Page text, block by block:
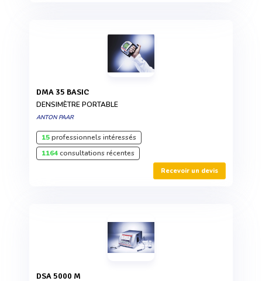
DMA 35 BASIC
DENSIMÈTRE PORTABLE
ANTON PAAR
15professionnels intéressés
1164consultations récentes
Recevoir un devis
DSA 5000 M